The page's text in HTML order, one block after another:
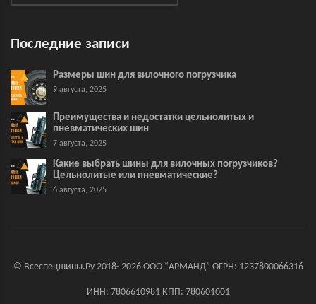
Последние записи
Размеры шин для вилочного погрузчика
9 августа, 2025
Преимущества и недостатки цельнолитых и
пневматических шин
7 августа, 2025
Какие выбрать шины для вилочных погрузчиков?
Цельнолитые или пневматические?
6 августа, 2025
© Всеспецшины.Ру 2018- 2026 ООО “АРМАНД” ОГРН: 1237800066316
ИНН: 7806610981 КПП: 780601001